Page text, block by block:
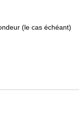
(le cas échéant)